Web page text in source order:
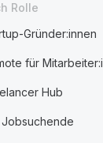
Rolle
Gründer:innen
für
Hub
Jobsuchende